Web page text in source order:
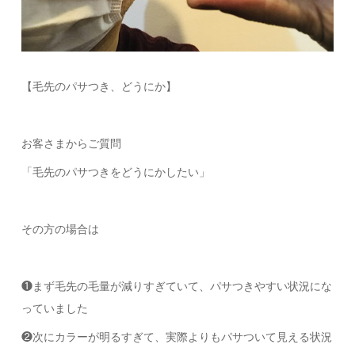
【毛先のパサつき、どうにか】
お客さまからご質問
「毛先のパサつきをどうにかしたい」
その方の場合は
❶まず毛先の毛量が減りすぎていて、パサつきやすい状況にな
っていました
❷次にカラーが明るすぎて、実際よりもパサついて見える状況